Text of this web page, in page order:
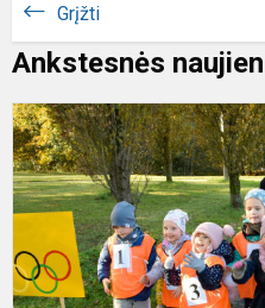
Grįžti
Ankstesnės